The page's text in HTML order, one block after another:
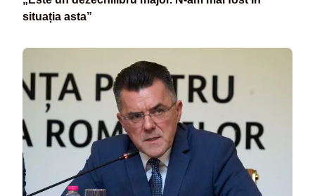
situația asta”